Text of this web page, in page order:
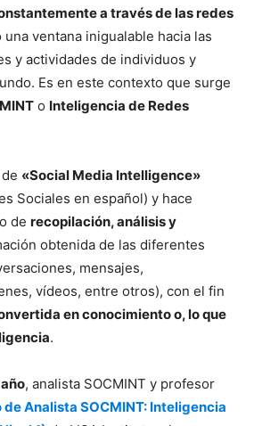
a través de las redes
ventana inigualable hacia las
y actividades de individuos y
Es en este contexto que surge
o Inteligencia de Redes
«Social Media Intelligence»
Sociales en español) y hace
de recopilación, análisis y
obtenida de las diferentes
mensajes,
vídeos, entre otros), con el fin
en conocimiento o, lo que
.
, analista SOCMINT y profesor
Analista SOCMINT: Inteligencia